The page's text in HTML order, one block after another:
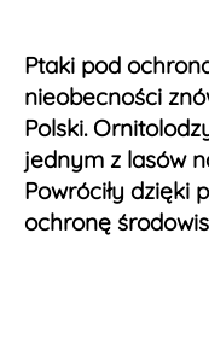
Ptaki pod
nieobecności
Polski.
jednym z lasów
Powróciły dzięki
ochronę